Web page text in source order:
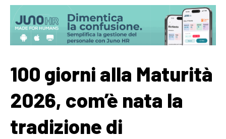
100 giorni alla Maturità
2026, com’è nata la
tradizione di